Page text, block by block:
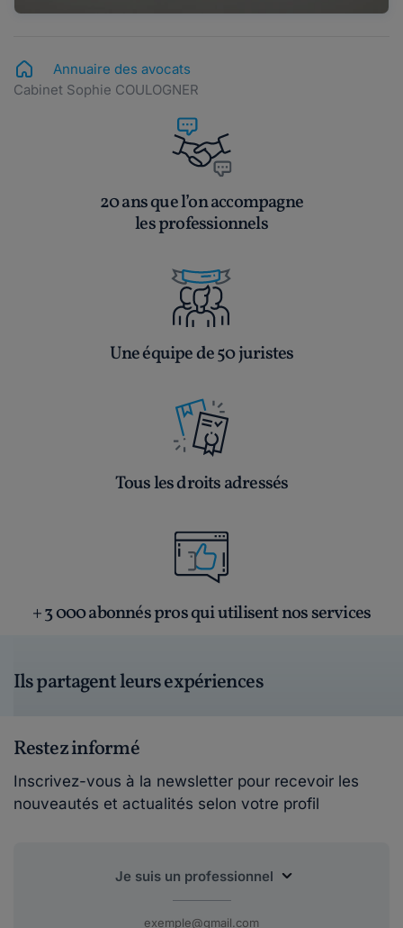
Annuaire des avocats
Cabinet Sophie COULOGNER
20 ans que l’on accompagne
les professionnels
Une équipe de 50 juristes
Tous les droits adressés
+ 3 000 abonnés pros qui utilisent nos services
Ils partagent leurs expériences
Restez informé
Inscrivez-vous à la newsletter pour recevoir les
nouveautés et actualités selon votre profil